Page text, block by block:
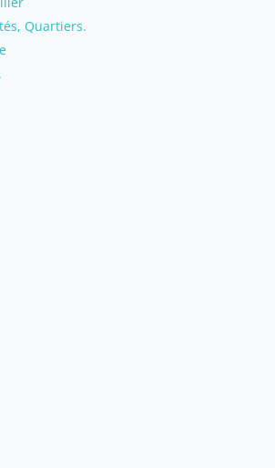
Quartiers.